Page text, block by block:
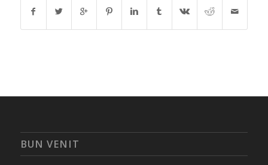
BUN VENIT